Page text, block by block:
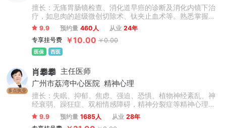
擅长：无痛胃肠镜检查、消化道早癌的诊断及消化内镜下治
疗，如息肉的超级微创切除术、钛夹止血术等。熟悉掌握消
化内科常见病、多发病的诊治。
9.9 预约量 460人 从业 24年
专享挂号费
￥10.00 ￥0.00
医保 西医
多点执业
肖攀攀 主任医师
广州市荔湾中心医院 精神心理
擅长：失眠、抑郁、焦虑、强迫、恐惧、植物神经紊乱、神
经衰弱、躁狂症、双相情感障碍，精神分裂症等精神心理疾
病。
9.9 预约量 1685人 从业 28年